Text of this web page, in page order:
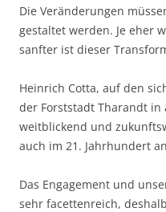
Die Veränderungen
gestaltet werden. Je eher
sanfter ist dieser
Heinrich Cotta, auf den
der Forststadt Tharandt
weitblickend und
auch im 21. Jahrhundert
Das Engagement und
sehr facettenreich,